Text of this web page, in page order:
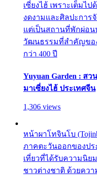
เซี่ยงไฮ้ เพราะเต็มไ
งดงามและศิลปะการ
แต่เป็นสถานที่พักผ่อน
วัฒนธรรมที่สำคัญขอ
กว่า 400 ปี
Yuyuan Garden : ส
มาเซี่ยงไฮ้ ประเทศจีน
1,306 views
หน้าผาโทจินโบ
ภาคตะวันออกของป
เที่ยวที่ได้รับความนิย
ชาวต่างชาติ ด้วยคว